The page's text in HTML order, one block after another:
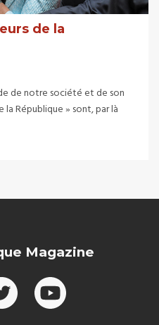
de la
de notre société et de son
la République » sont, par là
Magazine